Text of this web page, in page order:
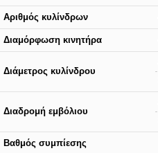
Αριθμός κυλίνδρων
Διαμόρφωση κινητήρα
Διάμετρος κυλίνδρου
Διαδρομή εμβόλιου
Βαθμός συμπίεσης